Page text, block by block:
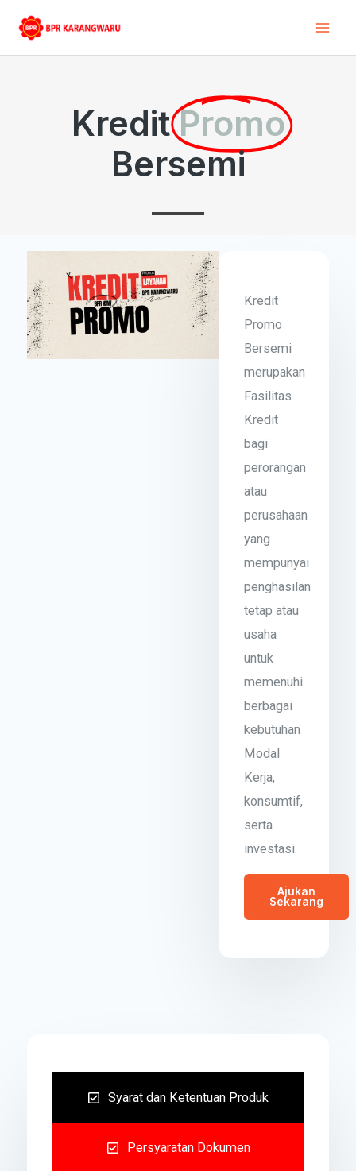
content
Kredit Promo
Bersemi
Kredit
Promo
Bersemi
merupakan
Fasilitas
Kredit
bagi
perorangan
atau
perusahaan
yang
mempunyai
penghasilan
tetap atau
usaha
untuk
memenuhi
berbagai
kebutuhan
Modal
Kerja,
konsumtif,
serta
investasi.
Ajukan
Sekarang
Syarat dan Ketentuan Produk
Persyaratan Dokumen